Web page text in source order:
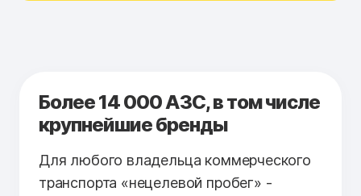
Более 14 000 АЗС, в том числе
крупнейшие бренды
Для любого владельца коммерческого
транспорта «нецелевой пробег» -